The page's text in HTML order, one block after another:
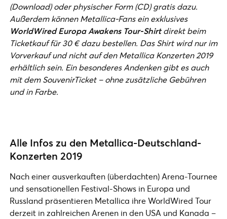
(Download) oder physischer Form (CD) gratis dazu.
Außerdem können Metallica-Fans ein exklusives
WorldWired Europa Awakens Tour-Shirtdirekt beim
Ticketkauf für 30 € dazu bestellen. Das Shirt wird nur im
Vorverkauf und nicht auf den Metallica Konzerten 2019
erhältlich sein. Ein besonderes Andenken gibt es auch
mit dem SouvenirTicket – ohne zusätzliche Gebühren
und in Farbe.
Alle Infos zu den Metallica-Deutschland-
Konzerten 2019
Nach einer ausverkauften (überdachten) Arena-Tournee
und sensationellen Festival-Shows in Europa und
Russland präsentieren Metallica ihre WorldWired Tour
derzeit in zahlreichen Arenen in den USA und Kanada –